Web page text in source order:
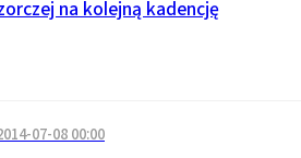
na kolejną kadencję
07-08 00:00